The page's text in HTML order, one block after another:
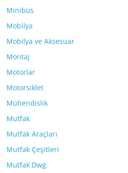
Minibüs
Mobilya
Mobilya ve Aksesuar
Montaj
Motorlar
Motorsiklet
Mühendislik
Mutfak
Mutfak Araçları
Mutfak Çeşitleri
Mutfak Dwg